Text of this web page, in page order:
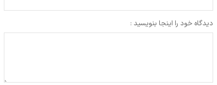
دیدگاه خود را اینجا بنویسید :